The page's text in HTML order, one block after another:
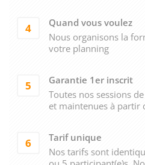
4
Quand vous voulez
Nous organisons la
votre planning
5
Garantie 1er inscrit
Toutes nos sessions
et maintenues à partir
6
Tarif unique
Nos tarifs sont